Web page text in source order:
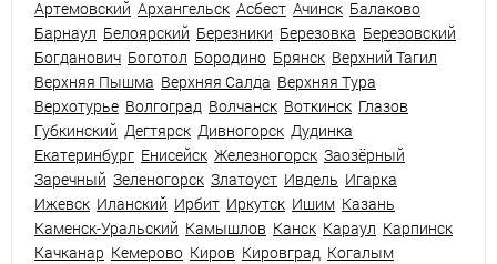
Артемовский Архангельск Асбест Ачинск Балаково
Барнаул Белоярский Березники Березовка Березовский
Богданович Боготол Бородино Брянск Верхний Тагил
Верхняя Пышма Верхняя Салда Верхняя Тура
Верхотурье Волгоград Волчанск Воткинск Глазов
Губкинский Дегтярск Дивногорск Дудинка
Екатеринбург Енисейск Железногорск Заозёрный
Заречный Зеленогорск Златоуст Ивдель Игарка
Ижевск Иланский Ирбит Иркутск Ишим Казань
Каменск-Уральский Камышлов Канск Караул Карпинск
Качканар Кемерово Киров Кировград Когалым